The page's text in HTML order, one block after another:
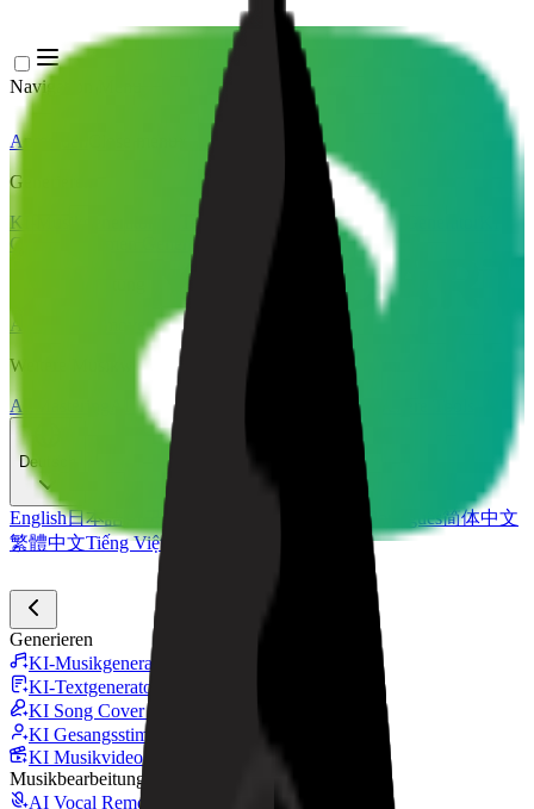
Navigation Menu
Anmelden
Generieren
KI-Musikgenerator
KI-Textgenerator KI Song Cover Generator
Gesangsstimmen Generator
AI Vocal RemoverKI-Stem-Splitter
Weitere Musikwerkzeuge
AI Mastering
AI MIDI Editor AI Audio zu MIDI
Deutsch
English日本語 한국어 Português简体中文
繁體中文Tiếng Việt
Generieren
KI-Musikgenerator
KI-Textgenerator
KI Song Cover Generator
KI Gesangsstimmen Generator
KI Musikvideo
Musikbearbeitung
AI Vocal Remover